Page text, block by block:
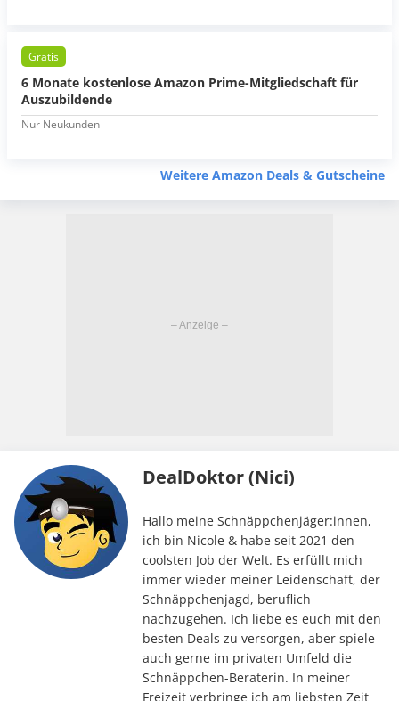
Gratis
6 Monate kostenlose Amazon Prime-Mitgliedschaft für
Auszubildende
Nur Neukunden
Weitere Amazon Deals & Gutscheine
DealDoktor (Nici)
Hallo meine Schnäppchenjäger:innen,
ich bin Nicole & habe seit 2021 den
coolsten Job der Welt. Es erfüllt mich
immer wieder meiner Leidenschaft, der
Schnäppchenjagd, beruflich
nachzugehen. Ich liebe es euch mit den
besten Deals zu versorgen, aber spiele
auch gerne im privaten Umfeld die
Schnäppchen-Beraterin. In meiner
Freizeit verbringe ich am liebsten Zeit